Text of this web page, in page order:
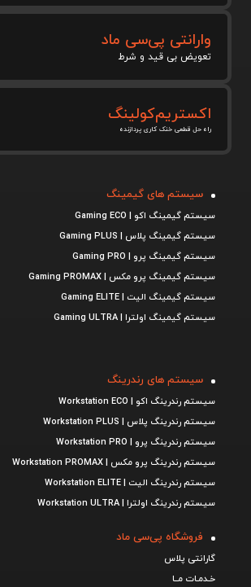
وارانتی پی‌سی ماد
تعویض بی قید و شرط
اکستریم‌کولینگ
راه حل قطعی خنک کاری پردازنده
سیستم های گیمینگ
سیستم گیمینگ اکو | Gaming ECO
سیستم گیمینگ پلاس | Gaming PLUS
سیستم گیمینگ پرو | Gaming PRO
سیستم گیمینگ پرو مکس | Gaming PROMAX
سیستم گیمینگ الیت | Gaming ELITE
سیستم گیمینگ اولترا | Gaming ULTRA
سیستم های رندرینگ
سیستم رندرینگ اکو | Workstation ECO
سیستم رندرینگ پلاس | Workstation PLUS
سیستم رندرینگ پرو | Workstation PRO
سیستم رندرینگ پرو مکس | Workstation PROMAX
سیستم رندرینگ الیت | Workstation ELITE
سیستم رندرینگ اولترا | Workstation ULTRA
فروشگاه پی‌سی ماد
گارانتی پلاس
خـدمـات مــا